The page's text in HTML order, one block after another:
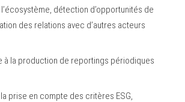
détection d’opportunités de
des relations avec d’autres acteurs
à la production de reportings périodiques
prise en compte des critères ESG,